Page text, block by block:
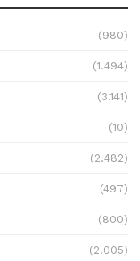
(980)
(1.494)
(3.141)
(10)
(2.482)
(497)
(800)
(2.005)